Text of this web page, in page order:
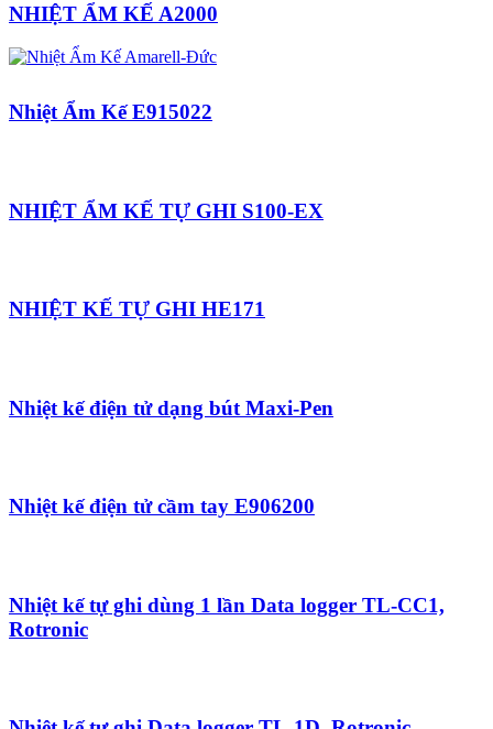
NHIỆT ẨM KẾ A2000
Nhiệt Ẩm Kế E915022
NHIỆT ẨM KẾ TỰ GHI S100-EX
NHIỆT KẾ TỰ GHI HE171
Nhiệt kế điện tử dạng bút Maxi-Pen
Nhiệt kế điện tử cầm tay E906200
Nhiệt kế tự ghi dùng 1 lần Data logger TL-CC1,
Rotronic